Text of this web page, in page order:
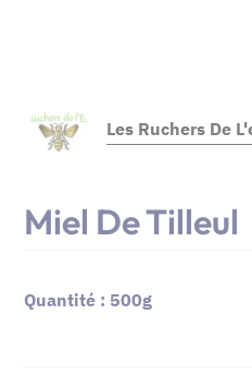
Les Ruchers De
Miel De Tilleul
Quantité : 500g